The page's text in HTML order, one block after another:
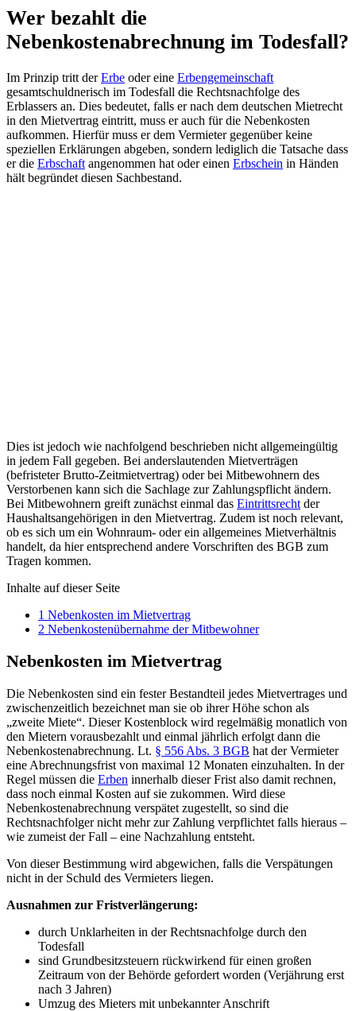
Wer bezahlt die
Nebenkostenabrechnung im Todesfall?
Im Prinzip tritt derErbe oder eine Erbengemeinschaft
gesamtschuldnerisch im Todesfall die Rechtsnachfolge des
Erblassers an. Dies bedeutet, falls er nach dem deutschen Mietrecht
in den Mietvertrag eintritt, muss er auch für die Nebenkosten
aufkommen. Hierfür muss er dem Vermieter gegenüber keine
speziellen Erklärungen abgeben, sondern lediglich die Tatsache dass
er die Erbschaft angenommen hat oder einen Erbschein in Händen
hält begründet diesen Sachbestand.
Dies ist jedoch wie nachfolgend beschrieben nicht allgemeingültig
in jedem Fall gegeben. Bei anderslautenden Mietverträgen
(befristeter Brutto-Zeitmietvertrag) oder bei Mitbewohnern des
Verstorbenen kann sich die Sachlage zur Zahlungspflicht ändern.
Bei Mitbewohnern greift zunächst einmal das Eintrittsrecht der
Haushaltsangehörigen in den Mietvertrag. Zudem ist noch relevant,
ob es sich um ein Wohnraum- oder ein allgemeines Mietverhältnis
handelt, da hier entsprechend andere Vorschriften des BGB zum
Tragen kommen.
Inhalte auf dieser Seite
1 Nebenkosten im Mietvertrag
2 Nebenkostenübernahme der Mitbewohner
Nebenkosten im Mietvertrag
Die Nebenkosten sind ein fester Bestandteil jedes Mietvertrages und
zwischenzeitlich bezeichnet man sie ob ihrer Höhe schon als
„zweite Miete“. Dieser Kostenblock wird regelmäßig monatlich von
den Mietern vorausbezahlt und einmal jährlich erfolgt dann die
Nebenkostenabrechnung. Lt. § 556 Abs. 3 BGB hat der Vermieter
eine Abrechnungsfrist von maximal 12 Monaten einzuhalten. In der
Regel müssen die Erben innerhalb dieser Frist also damit rechnen,
dass noch einmal Kosten auf sie zukommen. Wird diese
Nebenkostenabrechnung verspätet zugestellt, so sind die
Rechtsnachfolger nicht mehr zur Zahlung verpflichtet falls hieraus –
wie zumeist der Fall – eine Nachzahlung entsteht.
Von dieser Bestimmung wird abgewichen, falls die Verspätungen
nicht in der Schuld des Vermieters liegen.
Ausnahmen zur Fristverlängerung:
durch Unklarheiten in der Rechtsnachfolge durch den
Todesfall
sind Grundbesitzsteuern rückwirkend für einen großen
Zeitraum von der Behörde gefordert worden (Verjährung erst
nach 3 Jahren)
Umzug des Mieters mit unbekannter Anschrift